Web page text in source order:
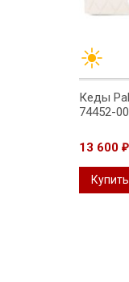
Кеды
74452-
13 600 ₽
Купить